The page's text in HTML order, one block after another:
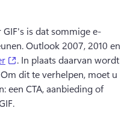
is dat sommige e-
Outlook 2007, 2010 en
(opens in a new tab)
. In plaats daarvan wordt
Om dit te verhelpen, moet u
een CTA, aanbieding of